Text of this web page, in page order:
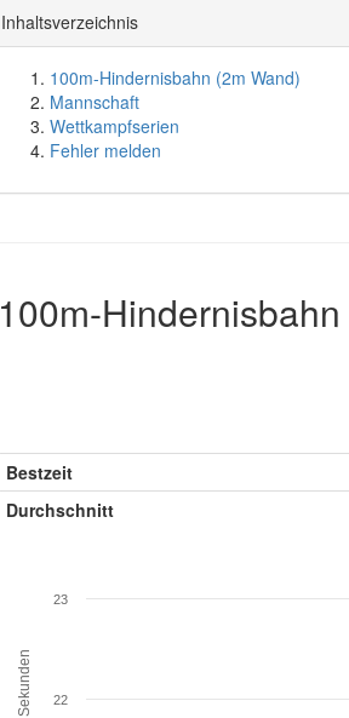
Inhaltsverzeichnis
100m-Hindernisbahn (2m Wand)
Mannschaft
Wettkampfserien
Fehler melden
100m-
Bestzeit
Durchschnitt
Sekunden 22
23